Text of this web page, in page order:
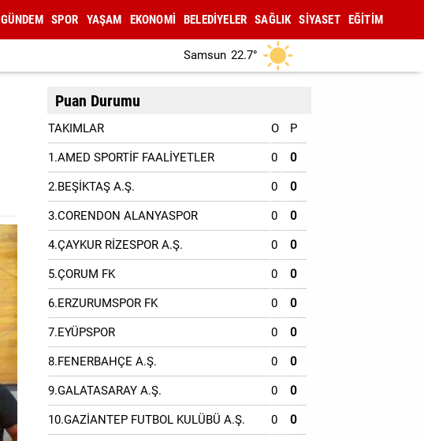
GÜNDEM SPOR YAŞAM EKONOMİ BELEDİYELER SAĞLIK SİYASET EĞİTİM
Samsun 22.7°
Puan Durumu
TAKIMLAR O P
1.AMED SPORTİF FAALİYETLER 0 0
2.BEŞİKTAŞ A.Ş. 0 0
3.CORENDON ALANYASPOR 0 0
4.ÇAYKUR RİZESPOR A.Ş. 0 0
5.ÇORUM FK 0 0
6.ERZURUMSPOR FK 0 0
7.EYÜPSPOR 0 0
8.FENERBAHÇE A.Ş. 0 0
9.GALATASARAY A.Ş. 0 0
10.GAZİANTEP FUTBOL KULÜBÜ A.Ş. 0 0